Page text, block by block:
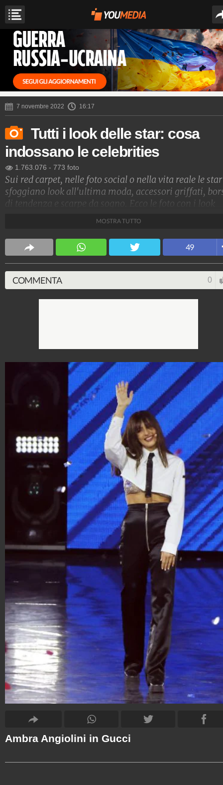
7 novembre 2022 16:17
Tutti i look delle star: cosa
indossano le celebrities
1.763.076 - 773 foto
Sui red carpet, nelle foto social o nella vita reale le star
sfoggiano look all'ultima moda, accessori griffati,
di tendenza e scarpe da sogno. Ecco le foto con i look
Stile e trend
1.515.105.539 1.957 video 138.074 foto
MOSTRA TUTTO
49
COMMENTA 0
Ambra Angiolini in Gucci